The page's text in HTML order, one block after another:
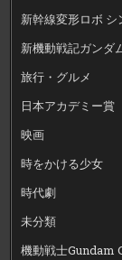
新幹線変形ロボ シ
新機動戦記ガンダ
旅行・グルメ
日本アカデミー賞
映画
時をかける少女
時代劇
未分類
機動戦士Gundam